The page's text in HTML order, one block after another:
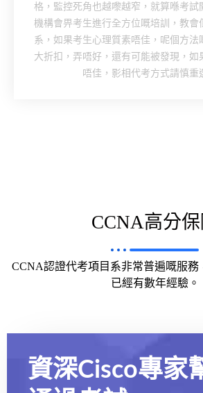
格，監控死角也越嚟越窄，就算喺考試
機構會畀考生進行全方位嘅培訓，教會
系，如果考生心理質素唔佳，呢個方法
大折扣，弄唔好，還有可能被發現，如
唔佳，影相代考方式請慎重
CCNA高分
CCNA認證代考項目系非常普遍嘅服務
已經有數年經驗。
資深Cisco專家